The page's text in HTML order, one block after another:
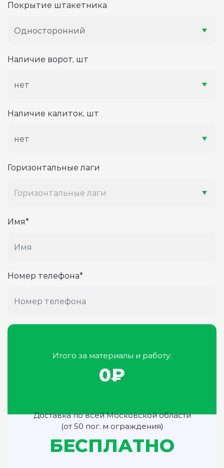
Покрытие штакетника
Односторонний
Наличие ворот, шт
нет
Наличие калиток, шт
нет
Горизонтальные лаги
Горизонтальные лаги
Имя*
Номер телефона*
Итого за материалы и работу:
0₽
Доставка по всей Московской области
(от 50 пог. м ограждения)
БЕСПЛАТНО